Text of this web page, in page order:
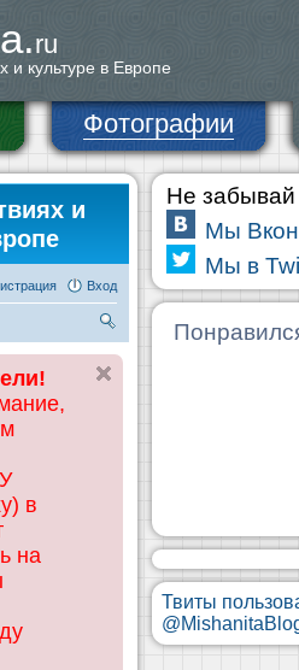
ru
и культуре в Европе
Фотографии
и
Вход
ск
в
на
Не забывай
Мы
Мы в
Твиты